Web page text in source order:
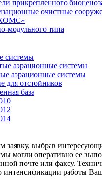
прикрепленного
очистные
модульного типа
системы
аэрационные системы
аэрационные системы
для отстойников
база
заявку, выбрав
могли оперативно ее
почте или факсу.
интенсификации работы